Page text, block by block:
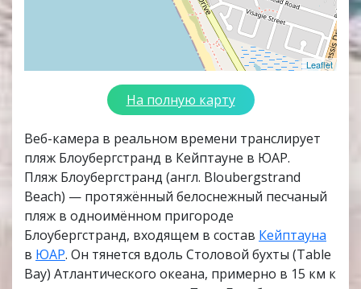
Leaflet
На полную карту
Веб-камера в реальном времени транслирует
пляж Блоубергстранд в Кейптауне в ЮАР.
Пляж Блоубергстранд (англ. Bloubergstrand
Beach) — протяжённый белоснежный песчаный
пляж в одноимённом пригороде
Блоубергстранд, входящем в состав Кейптауна
в ЮАР. Он тянется вдоль Столовой бухты (Table
Bay) Атлантического океана, примерно в 15 км к